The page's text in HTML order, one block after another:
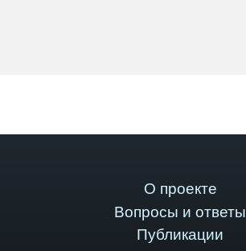
О проекте
Вопросы и ответы
Публикации